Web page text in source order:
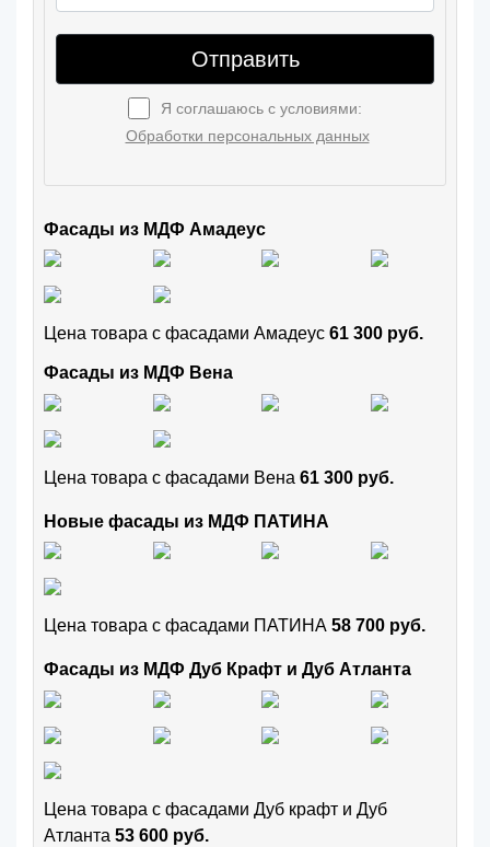
Отправить
Я соглашаюсь с условиями:
Обработки персональных данных
Фасады из МДФ Амадеус
Цена товара с фасадами Амадеус 61 300 руб.
Фасады из МДФ Вена
Цена товара с фасадами Вена 61 300 руб.
Новые фасады из МДФ ПАТИНА
Цена товара с фасадами ПАТИНА 58 700 руб.
Фасады из МДФ Дуб Крафт и Дуб Атланта
Цена товара с фасадами Дуб крафт и Дуб
Атланта 53 600 руб.